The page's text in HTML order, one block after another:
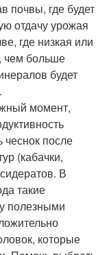
почвы, где будет
отдачу урожая
где низкая или
чем больше
будет
момент,
после
(кабачки,
В
такие
полезными
которые